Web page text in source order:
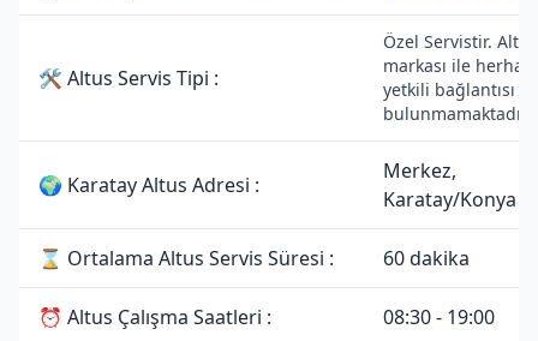
🛠 Altus Servis Tipi :
Özel Servistir. Altus
markası ile
yetkili bağlantısı
bulunmamaktadır.
🌍 Karatay Altus Adresi :
Merkez,
Karatay/Konya
⌛ Ortalama Altus Servis Süresi : 60 dakika
⏰ Altus Çalışma Saatleri : 08:30 - 19:00